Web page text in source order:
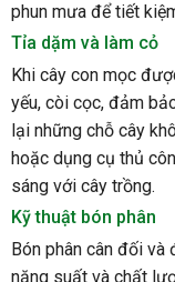
phun mưa để tiết
Tỉa dặm và làm cỏ
Khi cây con mọc
yếu, còi cọc, đảm
lại những chỗ cây
hoặc dụng cụ thủ
sáng với cây trồng.
Kỹ thuật bón phân
Bón phân cân đối và
năng suất và chất